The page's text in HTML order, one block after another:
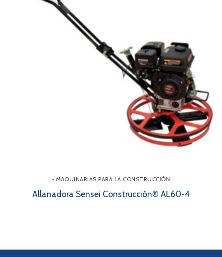
• MAQUINARIAS PARA LA CONSTRUCCIÓN
Allanadora Sensei Construcción® AL60-4